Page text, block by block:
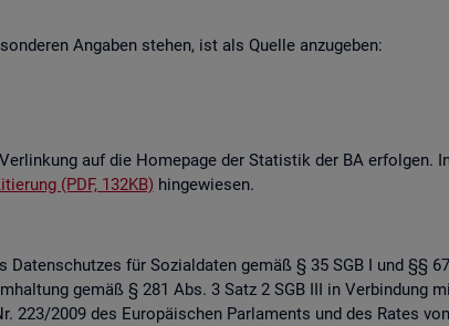
An­ga­ben ste­hen, ist als Quel­le an­zu­ge­ben:
auf die Home­page der Sta­tis­tik der BA er­fol­gen.
(PDF, 132KB) hin­ge­wie­sen.
für So­zi­al­da­ten gemäß § 35 SGB I und §§
gemäß § 281 Abs. 3 Satz 2 SGB III in Ver­bin­dung
223/2009 des Eu­ro­päi­schen Par­la­ments und des Rates